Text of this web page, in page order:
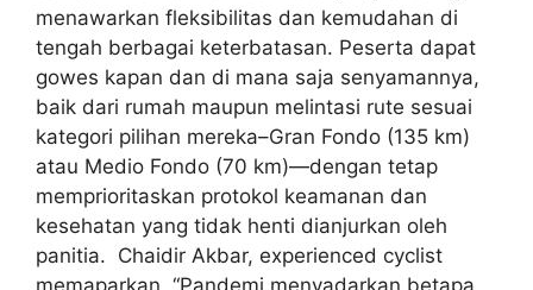
menawarkan fleksibilitas dan kemudahan di
tengah berbagai keterbatasan. Peserta dapat
gowes kapan dan di mana saja senyamannya,
baik dari rumah maupun melintasi rute sesuai
kategori pilihan mereka–Gran Fondo (135 km)
atau Medio Fondo (70 km)—dengan tetap
memprioritaskan protokol keamanan dan
kesehatan yang tidak henti dianjurkan oleh
panitia. Chaidir Akbar, experienced cyclist